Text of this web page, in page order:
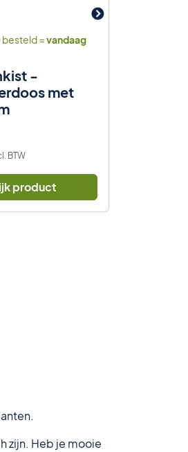
besteld =vandaag
-
met
BTW
product
zijn. Heb je mooie